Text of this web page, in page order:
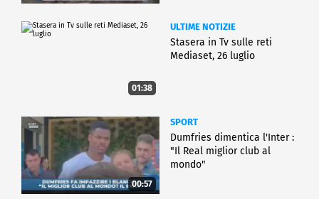
01:38
ULTIME NOTIZIE
Stasera in Tv sulle reti
Mediaset, 26 luglio
00:57
SPORT
Dumfries dimentica l'Inter :
"Il Real miglior club al
mondo"